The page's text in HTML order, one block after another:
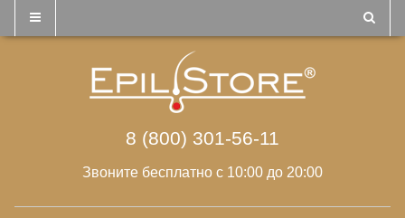
8 (800) 301-56-11
Звоните бесплатно с 10:00 до 20:00